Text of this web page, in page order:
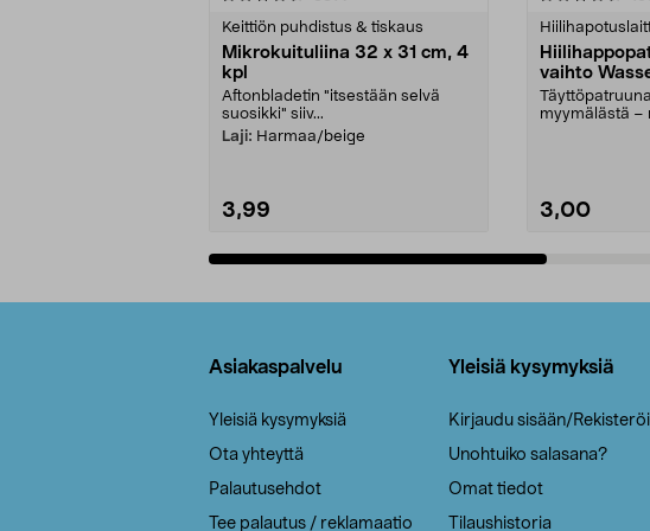
Keittiön puhdistus & tiskaus
Mikrokuituliina 32 x 31 cm, 4
kpl
Aftonbladetin "itsestään selvä
suosikki" siiv...
Laji: Harmaa/beige
3,99
vaihto
myymälästä –
3,00
Asiakaspalvelu
Yleisiä kysymyksiä
Ota yhteyttä
Palautusehdot
Tee palautus / reklamaatio
Yleisiä kysymyksiä
Kirjaudu sisään/
Unohtuiko salasana?
Omat tiedot
Tilaushistoria